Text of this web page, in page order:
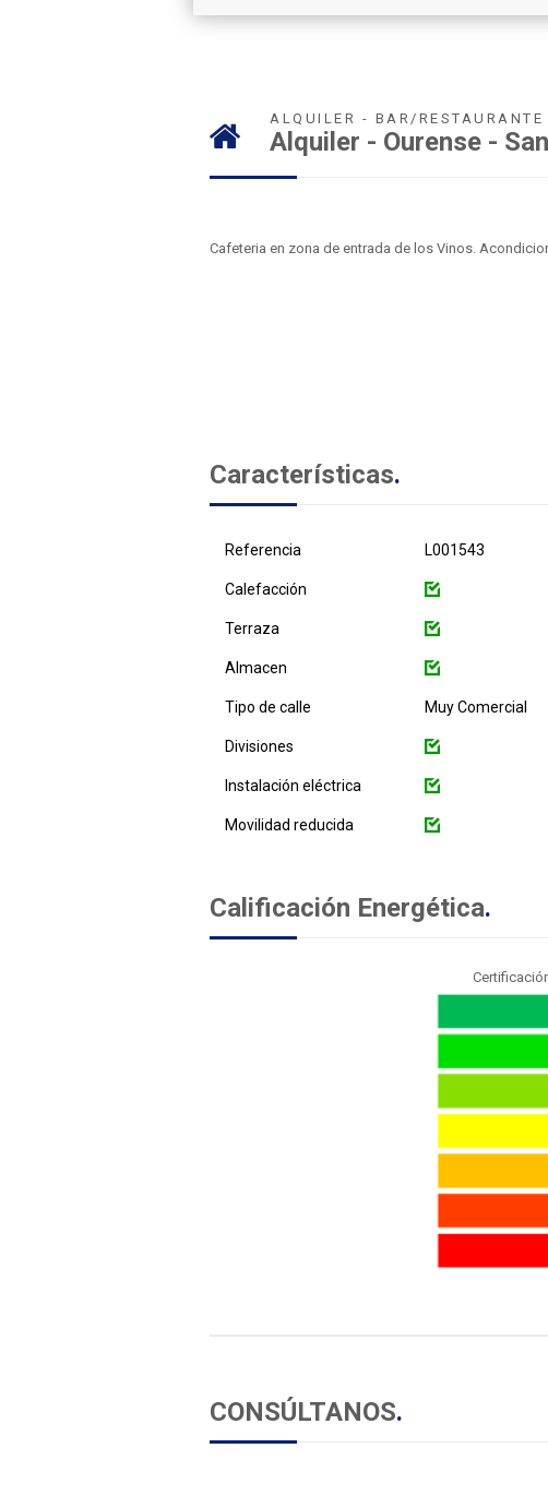
ALQUILER - BAR/RESTAURANTE
Alquiler - Ourense -
Cafeteria en zona de entrada de los Vinos.
Características.
Referencia L001543
Calefacción
Terraza
Almacen
Tipo de calle Muy Comercial
Divisiones
Instalación eléctrica
Movilidad reducida
Calificación Energética.
CONSÚLTANOS.